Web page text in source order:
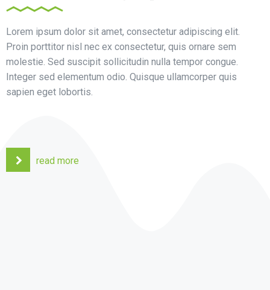
Lorem ipsum dolor sit amet, consectetur adipiscing elit.
Proin porttitor nisl nec ex consectetur, quis ornare sem
molestie. Sed suscipit sollicitudin nulla tempor congue.
Integer sed elementum odio. Quisque ullamcorper quis
sapien eget lobortis.
read more